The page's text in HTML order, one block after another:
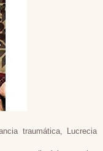
traumática, Lucrecia